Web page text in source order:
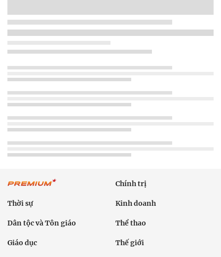
Chính trị
Thời sự Kinh doanh
Dân tộc và Tôn giáo Thể thao
Giáo dục Thế giới